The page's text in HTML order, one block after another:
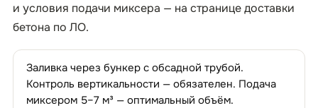
и условия подачи миксера — на страницедоставки
бетона по ЛО.
Заливка через бункер с обсадной трубой.
Контроль вертикальности — обязателен. Подача
миксером 5–7 м³ — оптимальный объём.